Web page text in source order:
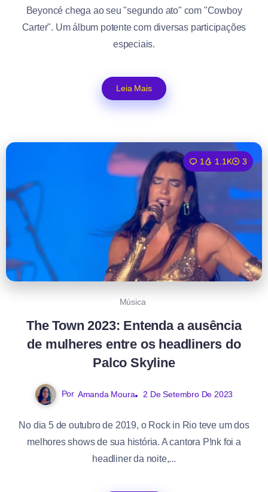
Beyoncé chega ao seu "segundo ato" com "Cowboy
Carter". Um álbum potente com diversas participações
especiais.
Leia Mais
1 1.1K 3
Música
The Town 2023: Entenda a ausência
de mulheres entre os headliners do
Palco Skyline
Por Amanda Moura 2 De Setembro De 2023
No dia 5 de outubro de 2019, o Rock in Rio teve um dos
melhores shows de sua história. A cantora P!nk foi a
headliner da noite,...